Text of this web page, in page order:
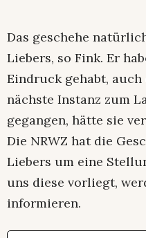
Das geschehe
Liebers, so Fink. Er
Eindruck gehabt,
nächste Instanz zum
gegangen, hätte sie
Die NRWZ hat die
Liebers um eine
uns diese vorliegt,
informieren.